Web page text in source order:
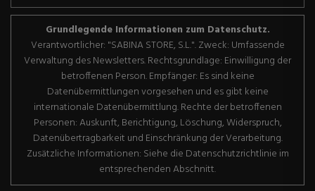
Grundlegende Informationen zum Datenschutz.
Verantwortlicher: "SABINA STORE, S.L.". Zweck: Umfassende
Verwaltung des Newsletters. Rechtsgrundlage: Einwilligung der
betroffenen Person. Empfänger: Es sind keine
Datenübermittlungen vorgesehen und es gibt keine
internationale Datenübermittlung. Rechte der betroffenen
Personen: Auskunft, Berichtigung, Löschung, Widerspruch,
Datenübertragbarkeit und Einschränkung der Verarbeitung.
Zusätzliche Informationen: Siehe die Datenschutzrichtlinie im
entsprechenden Abschnitt.